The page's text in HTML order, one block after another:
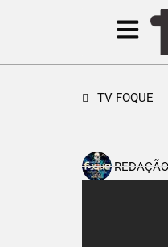
TV FOQUE
REDAÇÃO